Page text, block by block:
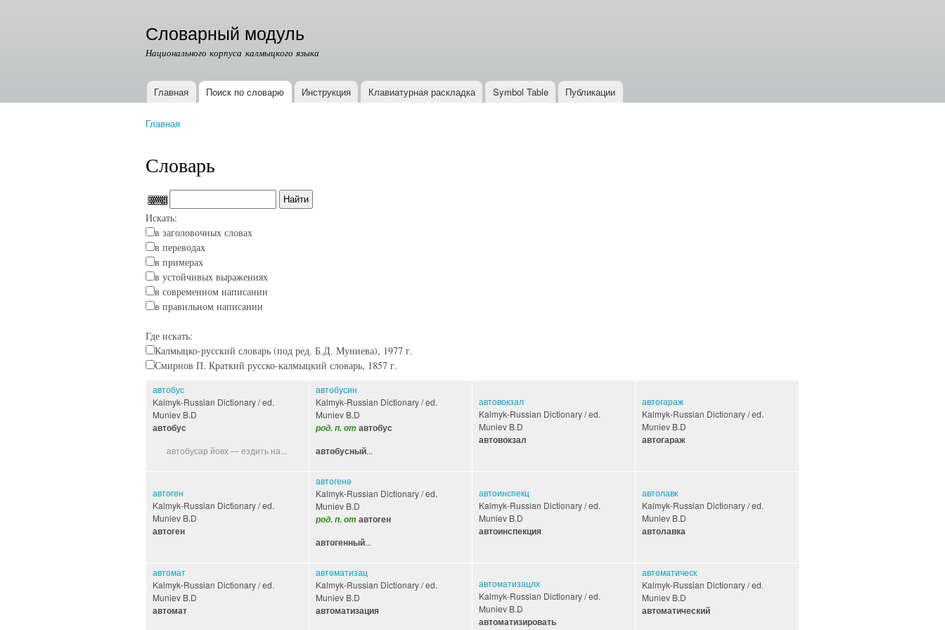
Словарный модуль
Национального корпуса калмыцкого языка
Главное меню
Главная Поиск по словарю Инструкция Клавиатурная раскладка Symbol Table Публикации
Главная
Словарь
Искать:
в заголовочных словах
в переводах
в примерах
в устойчивых выражениях
в современном написании
в правильном написании
Где искать:
Калмыцко-русский словарь (под ред. Б.Д. Муниева), 1977 г.
Смирнов П. Краткий русско-калмыцкий словарь, 1857 г.
автобус
Kalmyk-Russian Dictionary / ed.
Muniev B.D
автобус
автобусар йовх — ездить на...
автобусин
Kalmyk-Russian Dictionary / ed.
Muniev B.D
род. п. отавтобус
автобусный...
автовокзал
Kalmyk-Russian Dictionary / ed.
Muniev B.D
автовокзал
автогараж
Kalmyk-Russian Dictionary / ed.
Muniev B.D
автогараж
автоген
Kalmyk-Russian Dictionary / ed.
Muniev B.D
автоген
автогенә
Kalmyk-Russian Dictionary / ed.
Muniev B.D
род. п. отавтоген
автогенный...
автоинспекц
Kalmyk-Russian Dictionary / ed.
Muniev B.D
автоинспекция
автолавк
Kalmyk-Russian Dictionary / ed.
Muniev B.D
автолавка
автомат
Kalmyk-Russian Dictionary / ed.
Muniev B.D
автомат
автоматизац
Kalmyk-Russian Dictionary / ed.
Muniev B.D
автоматизация
автоматизацлх
Kalmyk-Russian Dictionary / ed.
Muniev B.D
автоматизировать
автоматическ
Kalmyk-Russian Dictionary / ed.
Muniev B.D
автоматический